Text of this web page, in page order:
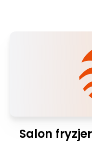
Salon